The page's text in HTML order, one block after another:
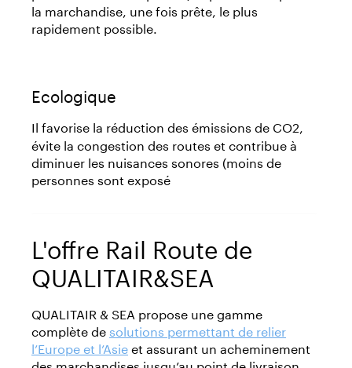
la marchandise, une fois prête, le plus
rapidement possible.
Ecologique
Il favorise la réduction des émissions de CO2,
évite la congestion des routes et contribue à
diminuer les nuisances sonores (moins de
personnes sont exposé
L'offre Rail Route de
QUALITAIR&SEA
QUALITAIR & SEA propose une gamme
complète de solutions permettant de relier
l’Europe et l’Asieet assurant un acheminement